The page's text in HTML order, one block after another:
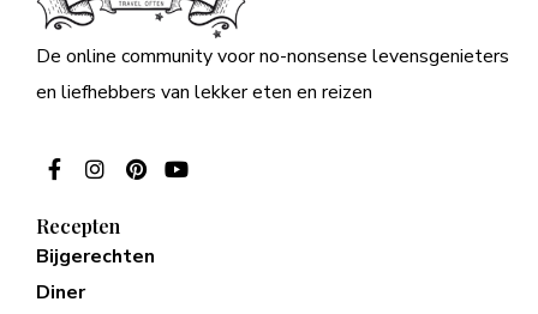
De online community voor no-nonsense levensgenieters
en liefhebbers van lekker eten en reizen
Recepten
Bijgerechten
Diner